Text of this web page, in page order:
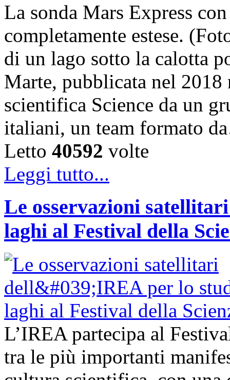
La sonda Mars Express
completamente estese.
di un lago sotto la calotta
Marte, pubblicata nel
scientifica Science da un
italiani, un team formato
Letto 40592 volte
Leggi tutto...
Le osservazioni
laghi al Festival della
L’IREA partecipa al
tra le più importanti